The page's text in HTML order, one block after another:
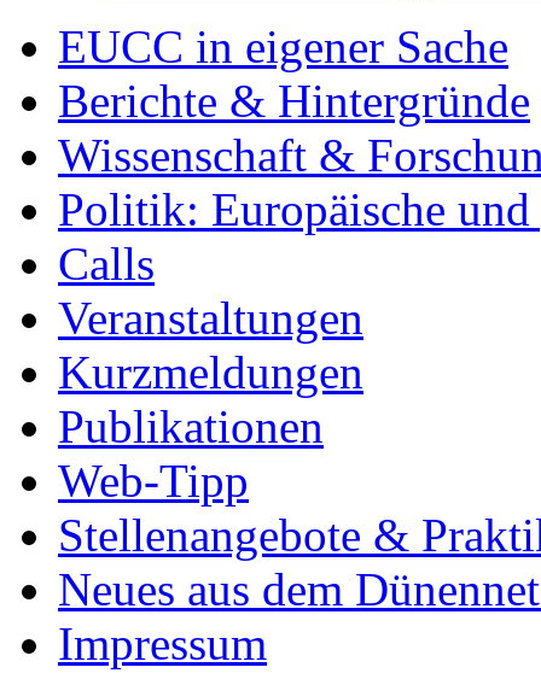
EUCC in eigener Sache
Berichte & Hintergründe
Wissenschaft &
Politik: Europäische
Calls
Veranstaltungen
Kurzmeldungen
Publikationen
Web-Tipp
Stellenangebote &
Neues aus dem
Impressum